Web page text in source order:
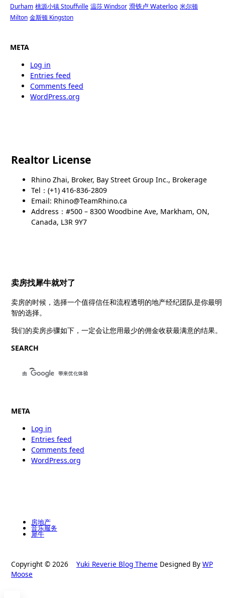
Durham 桃源小镇 Stouffville 温莎 Windsor 滑铁卢 Waterloo 米尔顿
Milton 金斯顿 Kingston
META
Log in
Entries feed
Comments feed
WordPress.org
Realtor License
Rhino Zhai, Broker, Bay Street Group Inc., Brokerage
Tel：(+1) 416-836-2809
Email: Rhino@TeamRhino.ca
Address：#500 – 8300 Woodbine Ave, Markham, ON,
Canada, L3R 9Y7
卖房找犀牛就对了
卖房的时候，选择一个值得信任和流程透明的地产经纪团队是你最明
智的选择。
我们的卖房步骤如下，一定会让您用最少的佣金收获最满意的结果。
SEARCH
META
Log in
Entries feed
Comments feed
WordPress.org
房地产
音乐服务
犀牛
Copyright © 2026 Yuki Reverie Blog Theme Designed By WP
Moose